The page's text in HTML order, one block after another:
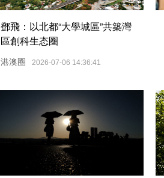
鄧飛：以北都“大學城區”共築灣
區創科生态圈
港澳圈 2026-07-06 14:36:41